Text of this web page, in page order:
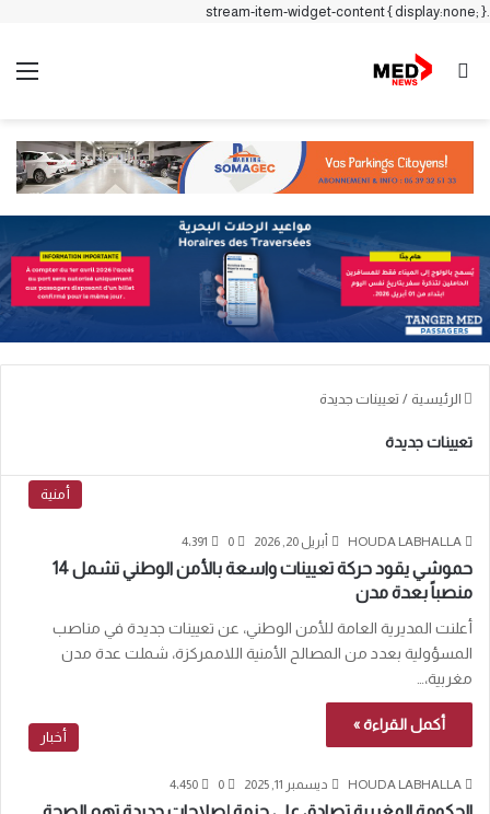
.stream-item-widget-content { display:none; }
بحث عن
الرئيسية / تعيينات جديدة
تعيينات جديدة
أمنية
HOUDA LABHALLA أبريل 20, 2026 0 4٬391
حموشي يقود حركة تعيينات واسعة بالأمن الوطني تشمل 14
منصباً بعدة مدن
أعلنت المديرية العامة للأمن الوطني، عن تعيينات جديدة في مناصب
المسؤولية بعدد من المصالح الأمنية اللاممركزة، شملت عدة مدن
مغربية،…
أكمل القراءة »
أخبار
HOUDA LABHALLA ديسمبر 11, 2025 0 4٬450